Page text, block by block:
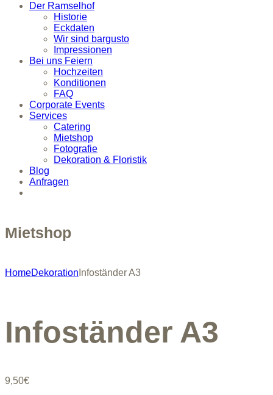
Der Ramselhof
Historie
Eckdaten
Wir sind bargusto
Impressionen
Bei uns Feiern
Hochzeiten
Konditionen
FAQ
Corporate Events
Services
Catering
Mietshop
Fotografie
Dekoration & Floristik
Blog
Anfragen
Mietshop
HomeDekoration Infoständer A3
Infoständer A3
9,50€